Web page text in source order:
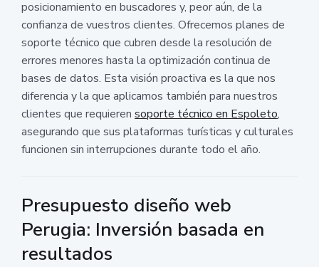
posicionamiento en buscadores y, peor aún, de la
confianza de vuestros clientes. Ofrecemos planes de
soporte técnico que cubren desde la resolución de
errores menores hasta la optimización continua de
bases de datos. Esta visión proactiva es la que nos
diferencia y la que aplicamos también para nuestros
clientes que requieren soporte técnico en Espoleto,
asegurando que sus plataformas turísticas y culturales
funcionen sin interrupciones durante todo el año.
Presupuesto diseño web
Perugia: Inversión basada en
resultados